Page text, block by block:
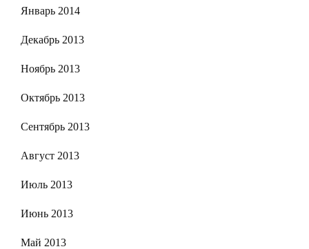
Январь 2014
Декабрь 2013
Ноябрь 2013
Октябрь 2013
Сентябрь 2013
Август 2013
Июль 2013
Июнь 2013
Май 2013